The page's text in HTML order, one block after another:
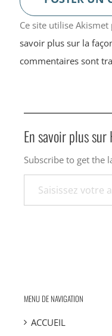
Ce site utilise
savoir plus sur la
commentaires sont
En savoir plus
Subscribe to get the
Saisissez votre adresse e-mail…
MENU DE NAVIGATION
ACCUEIL